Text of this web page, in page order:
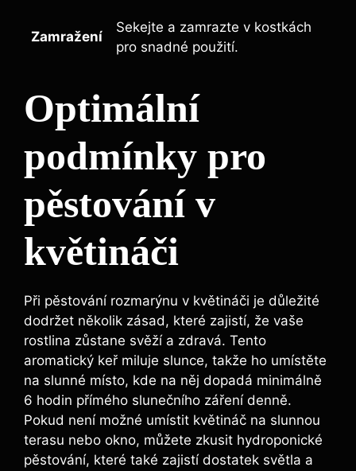
Zamražení
Sekejte a zamrazte v kostkách
pro snadné použití.
Optimální
podmínky pro
pěstování v
květináči
Při pěstování rozmarýnu v květináči je důležité
dodržet několik zásad, které zajistí, že vaše
rostlina zůstane svěží a zdravá. Tento
aromatický keř miluje slunce, takže ho umístěte
na slunné místo, kde na něj dopadá minimálně
6 hodin přímého slunečního záření denně.
Pokud není možné umístit květináč na slunnou
terasu nebo okno, můžete zkusit hydroponické
pěstování, které také zajistí dostatek světla a